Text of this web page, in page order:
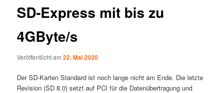
SD-Express mit bis zu
4GByte/s
Veröffentlicht am22. Mai 2020
Der SD-Karten Standard ist noch lange nicht am Ende. Die letzte
Revision (SD 8.0) setzt auf PCI für die Datenübertragung und